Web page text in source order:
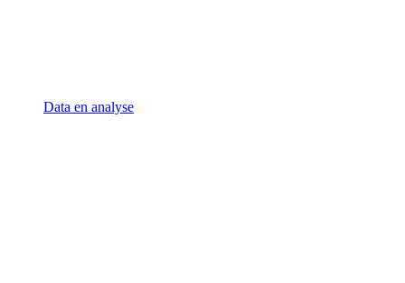
Data en analyse